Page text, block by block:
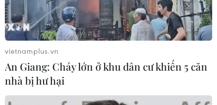
vietnamplus.vn
An Giang: Cháy lớn ở khu dân cư khiến 5 căn
nhà bị hư hại